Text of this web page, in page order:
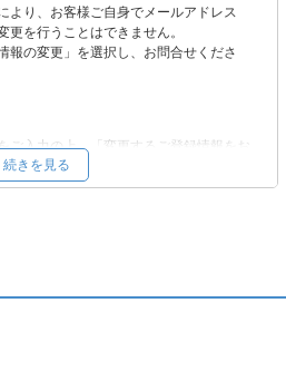
より、お客様ご自身でメールアドレス
を行うことはできません。
報の変更」を選択し、お問合せくださ
ご入力の上、「変更するご登録情報をお
ドレス」をご選択いただき、必要事項を
さい。
続きを見る